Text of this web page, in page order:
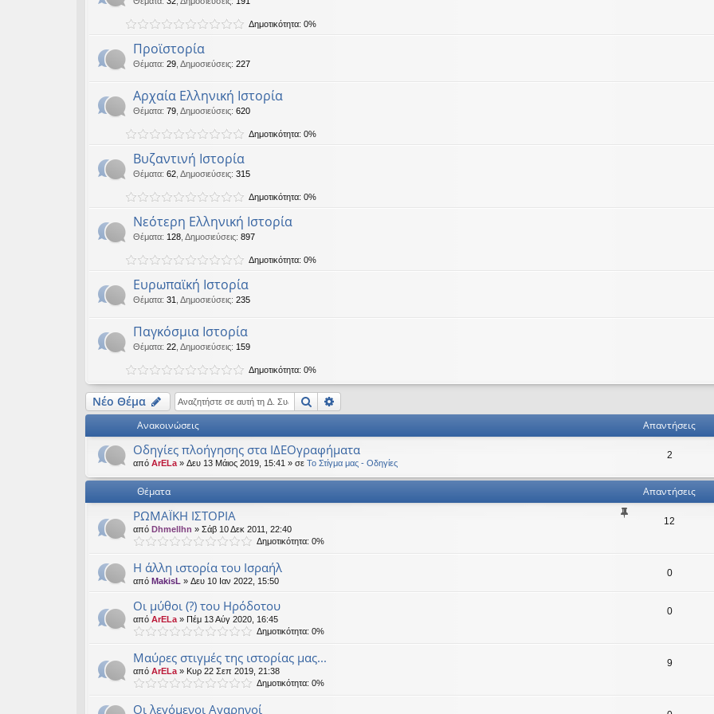
Δημοτικότητα: 0%
Προϊστορία
Θέματα: 29, Δημοσιεύσεις: 227
Αρχαία Ελληνική Ιστορία
Θέματα: 79, Δημοσιεύσεις: 620
Δημοτικότητα: 0%
Βυζαντινή Ιστορία
Θέματα: 62, Δημοσιεύσεις: 315
Δημοτικότητα: 0%
Νεότερη Ελληνική Ιστορία
Θέματα: 128, Δημοσιεύσεις: 897
Δημοτικότητα: 0%
Ευρωπαϊκή Ιστορία
Θέματα: 31, Δημοσιεύσεις: 235
Παγκόσμια Ιστορία
Θέματα: 22, Δημοσιεύσεις: 159
Δημοτικότητα: 0%
Νέο Θέμα Αναζήτηση
Ανακοινώσεις Απαντήσεις
Οδηγίες πλοήγησης στα ΙΔΕΟγραφήματα
από ArELa» Δευ 13 Μάιος 2019, 15:41 » σε Το Στίγμα μας - Οδηγίες
2
Θέματα Απαντήσεις
ΡΩΜΑΪΚΗ ΙΣΤΟΡΙΑ
από Dhmellhn » Σάβ 10 Δεκ 2011, 22:40
Δημοτικότητα: 0%
12
Η άλλη ιστορία του Ισραήλ
από MakisL » Δευ 10 Ιαν 2022, 15:50
0
Οι μύθοι (?) του Ηρόδοτου
από ArELa» Πέμ 13 Αύγ 2020, 16:45
Δημοτικότητα: 0%
0
Μαύρες στιγμές της ιστορίας μας...
από ArELa» Κυρ 22 Σεπ 2019, 21:38
Δημοτικότητα: 0%
9
Οι λεγόμενοι Αγαρηνοί